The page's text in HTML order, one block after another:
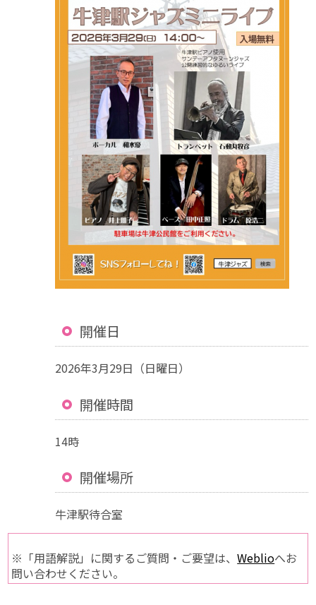
開催日
2026年3月29日（日曜日）
開催時間
14時
開催場所
牛津駅待合室
※「用語解説」に関するご質問・ご要望は、Weblioへお
問い合わせください。